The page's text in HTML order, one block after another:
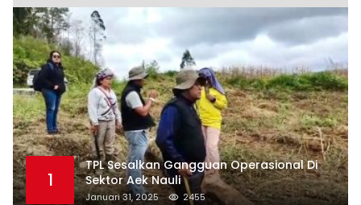
1
TPL Sesalkan Gangguan Operasional Di
Sektor Aek Nauli
Januari 31, 2025 2455